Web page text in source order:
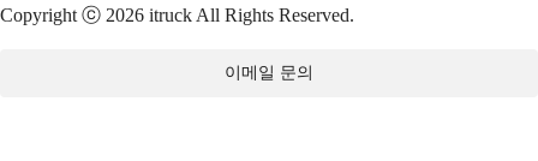
Copyright ⓒ 2026 itruck All Rights Reserved.
이메일 문의